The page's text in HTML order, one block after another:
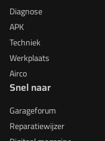
Diagnose
APK
Techniek
Werkplaats
Airco
Snel naar
Garageforum
Reparatiewijzer